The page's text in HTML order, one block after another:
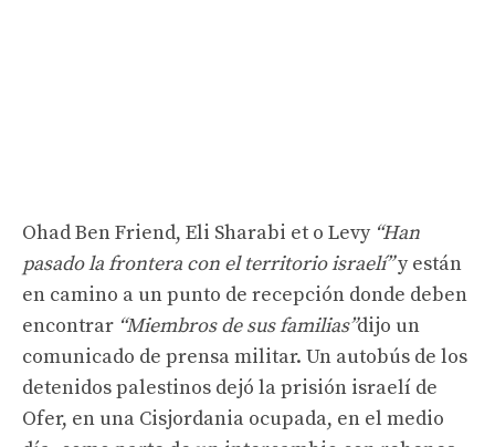
Ohad Ben Friend, Eli Sharabi et o Levy “Han
pasado la frontera con el territorio israelí”y están
en camino a un punto de recepción donde deben
encontrar “Miembros de sus familias”dijo un
comunicado de prensa militar. Un autobús de los
detenidos palestinos dejó la prisión israelí de
Ofer, en una Cisjordania ocupada, en el medio